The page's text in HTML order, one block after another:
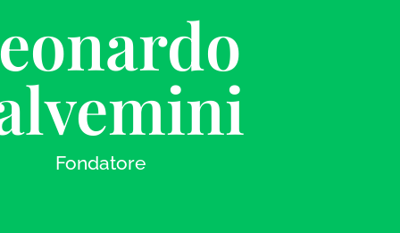
Fondatore